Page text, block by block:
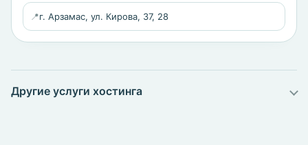
📍г. Арзамас, ул. Кирова, 37, 28
Другие услуги хостинга